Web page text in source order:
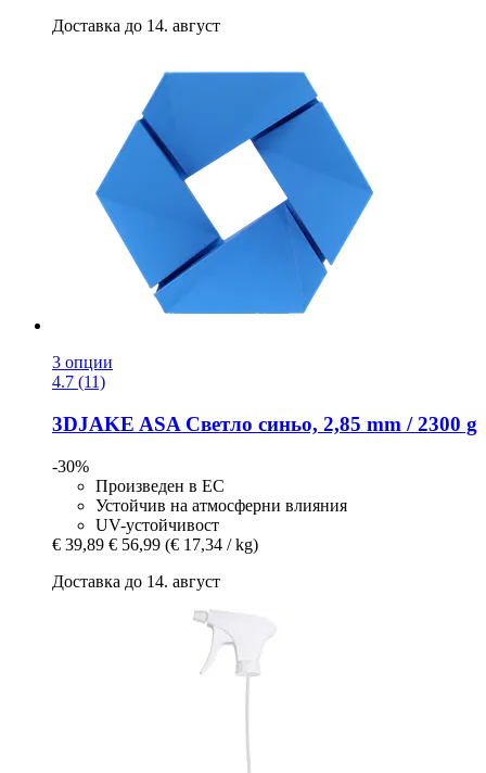
Доставка до 14. август
3 опции
4.7 (11)
3DJAKE ASA Светло синьо, 2,85 mm / 2300 g
-30%
Произведен в ЕС
Устойчив на атмосферни влияния
UV-устойчивост
€ 39,89 € 56,99 (€ 17,34 / kg)
Доставка до 14. август